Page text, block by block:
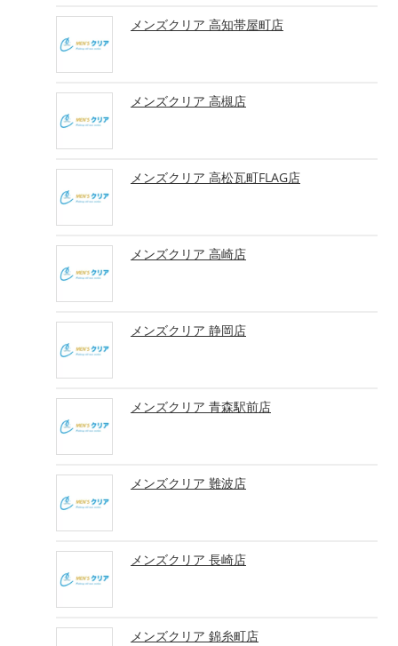
メンズクリア 高知帯屋町店
メンズクリア 高槻店
メンズクリア 高松瓦町FLAG店
メンズクリア 高崎店
メンズクリア 静岡店
メンズクリア 青森駅前店
メンズクリア 難波店
メンズクリア 長崎店
メンズクリア 錦糸町店